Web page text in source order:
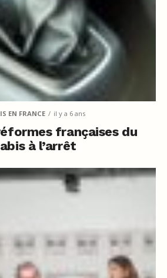
EN FRANCE il y a 6 ans
françaises du
à l’arrêt